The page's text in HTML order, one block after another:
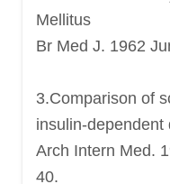
Mellitus
Br Med J. 1962
3.Comparison of
insulin-dependent
Arch Intern Med.
40.